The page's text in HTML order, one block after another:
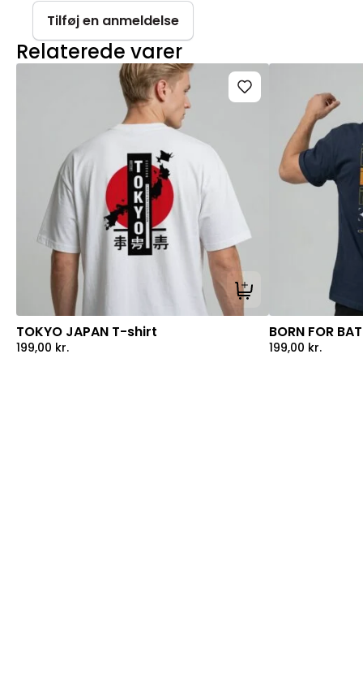
Tilføj en anmeldelse
Relaterede varer
Tilføj til kurv
TOKYO JAPAN T-shirt
199,00 kr.
BORN FOR
199,00 kr.